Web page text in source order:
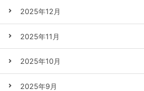
2025年12月
2025年11月
2025年10月
2025年9月